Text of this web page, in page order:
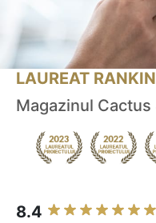
LAUREAT
Magazinul Cactus
8.4